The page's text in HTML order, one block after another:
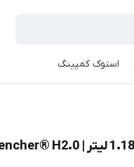
استوک کمپینگ